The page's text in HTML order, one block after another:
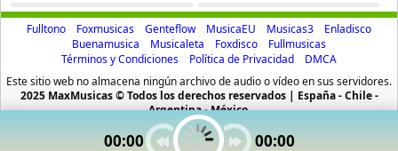
El Danny
10 músicas online
El Gringo De La Bachata
27 músicas online
El Varon De La Bachata
11 músicas online00:00 00:00
Atevip
Bachatas
Baladas
Baladas De Oro
Cumbia Ecuatoriana
Cumbia Mexicana
Cumbia Pop
Cumbia Surena
Cumbias
CumbiaSur
Fulltono Foxmusicas Genteflow MusicaEU Musicas3
Enladisco
Buenamusica
Musicaleta Foxdisco
Fullmusicas
Términos y Condiciones
Política de Privacidad
DMCA
Este sitio web no almacena ningún archivo de audio o vídeo en sus servidores.
2025 MaxMusicas © Todos los derechos reservados | España - Chile -
Argentina - México.